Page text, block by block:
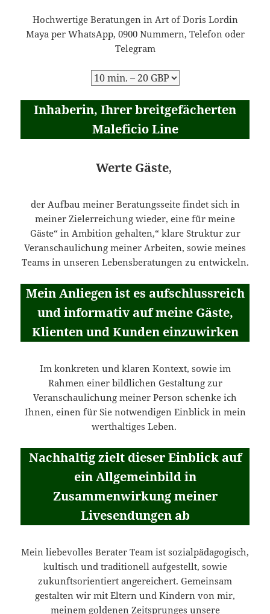
Hochwertige Beratungen in Art of Doris Lordin
Maya per WhatsApp, 0900 Nummern, Telefon oder
Telegram
Inhaberin, Ihrer breitgefächerten
Maleficio Line
Werte Gäste,
der Aufbau meiner Beratungsseite findet sich in
meiner Zielerreichung wieder, eine für meine
Gäste“ in Ambition gehalten,“ klare Struktur zur
Veranschaulichung meiner Arbeiten, sowie meines
Teams in unseren Lebensberatungen zu entwickeln.
Mein Anliegen ist es aufschlussreich
und informativ auf meine Gäste,
Klienten und Kunden einzuwirken
Im konkreten und klaren Kontext, sowie im
Rahmen einer bildlichen Gestaltung zur
Veranschaulichung meiner Person schenke ich
Ihnen, einen für Sie notwendigen Einblick in mein
werthaltiges Leben.
Nachhaltig zielt dieser Einblick auf
ein Allgemeinbild in
Zusammenwirkung meiner
Livesendungen ab
Mein liebevolles Berater Team ist sozialpädagogisch,
kultisch und traditionell aufgestellt, sowie
zukunftsorientiert angereichert. Gemeinsam
gestalten wir mit Eltern und Kindern von mir,
meinem goldenen Zeitsprunges unsere